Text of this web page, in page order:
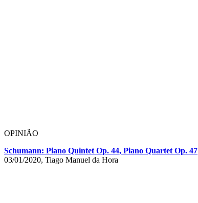
OPINIÃO
Schumann: Piano Quintet Op. 44, Piano Quartet Op. 47
03/01/2020, Tiago Manuel da Hora